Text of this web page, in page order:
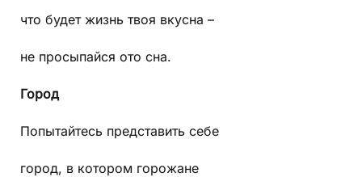
что будет жизнь твоя вкусна –
не просыпайся ото сна.
Город
Попытайтесь представить себе
город, в котором горожане